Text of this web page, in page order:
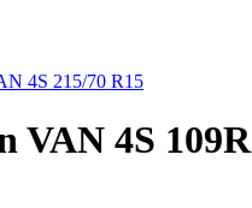
4S 215/70 R15
VAN 4S 109R